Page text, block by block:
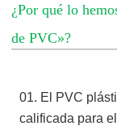
¿Por qué lo
de PVC»?
01. El PVC
calificada para